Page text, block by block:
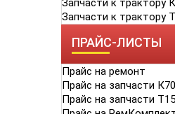
Запчасти к трактору
Запчасти к трактору
ПРАЙС-ЛИСТЫ
Прайс на ремонт
Прайс на запчасти
Прайс на запчасти